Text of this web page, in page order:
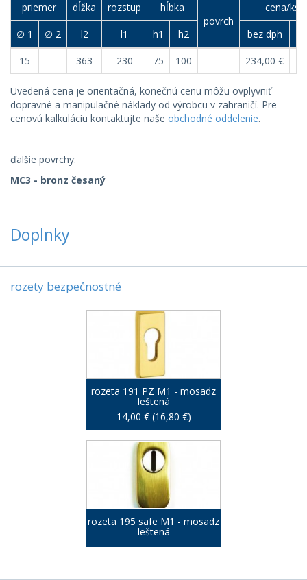
priemer dĺžka rozstup
hĺbka
povrch
cena/ks
∅ 1 ∅ 2 l2 l1 h1 h2 bez dph
15 363 230 75 100 234,00 €
Uvedená cena je orientačná, konečnú cenu môžu ovplyvniť
dopravné a manipulačné náklady od výrobcu v zahraničí. Pre
cenovú kalkuláciu kontaktujte naše obchodné oddelenie.
ďalšie povrchy:
MC3 - bronz česaný
Doplnky
rozety bezpečnostné
rozeta 191 PZ M1 - mosadz
leštená
14,00 € (16,80 €)
rozeta 195 safe M1 - mosadz
leštená